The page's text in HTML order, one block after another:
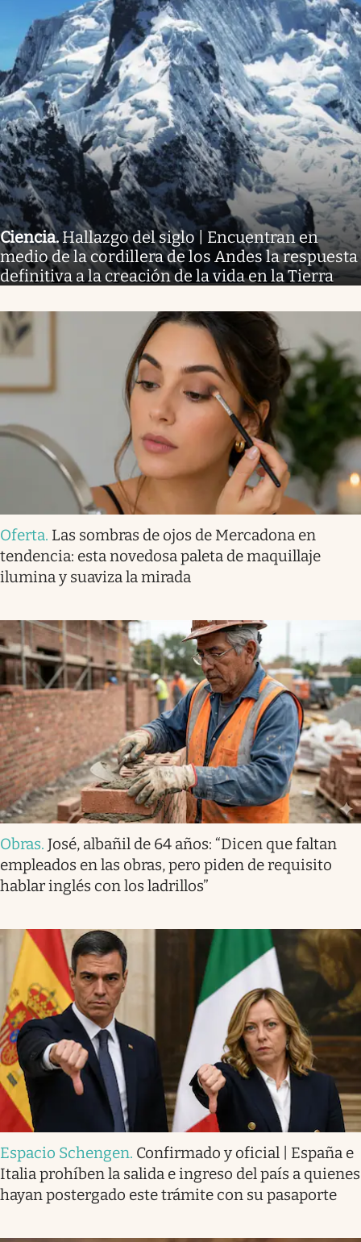
Ciencia.Hallazgo del siglo | Encuentran en
medio de la cordillera de los Andes la respuesta
definitiva a la creación de la vida en la Tierra
Oferta. Las sombras de ojos de Mercadona en
tendencia: esta novedosa paleta de maquillaje
ilumina y suaviza la mirada
Obras. José, albañil de 64 años: “Dicen que faltan
empleados en las obras, pero piden de requisito
hablar inglés con los ladrillos”
Espacio Schengen. Confirmado y oficial | España e
Italia prohíben la salida e ingreso del país a quienes
hayan postergado este trámite con su pasaporte